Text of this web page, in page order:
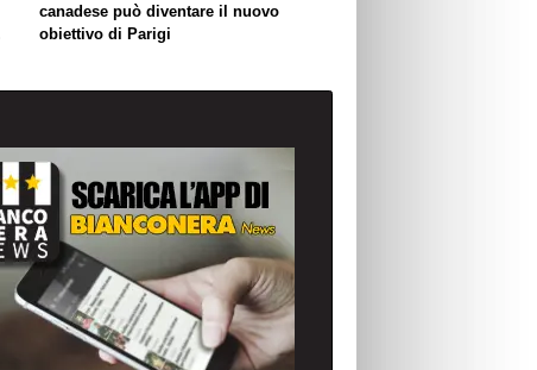
canadese può diventare il nuovo
obiettivo di Parigi